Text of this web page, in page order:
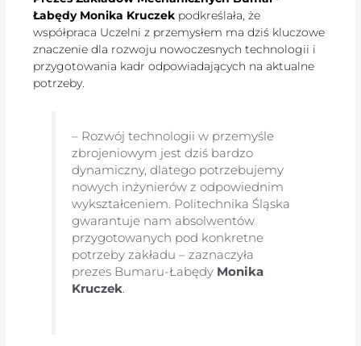
Łabędy Monika Kruczek podkreślała, że
współpraca Uczelni z przemysłem ma dziś kluczowe
znaczenie dla rozwoju nowoczesnych technologii i
przygotowania kadr odpowiadających na aktualne
potrzeby.
– Rozwój technologii w przemyśle
zbrojeniowym jest dziś bardzo
dynamiczny, dlatego potrzebujemy
nowych inżynierów z odpowiednim
wykształceniem. Politechnika Śląska
gwarantuje nam absolwentów
przygotowanych pod konkretne
potrzeby zakładu – zaznaczyła
prezes Bumaru-Łabędy Monika
Kruczek.